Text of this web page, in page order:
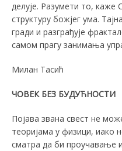
делује. Разумети то, каже
структуру божјег ума.
гради и разграђује
самом прагу занимања
Милан Тасић
ЧОВЕК БЕЗ БУДУЋНОСТИ
Појава звана свест не
теоријама у физици, иако
сматра да би проучавање